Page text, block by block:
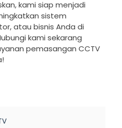
kami siap menjadi
sistem
atau bisnis Anda di
kami sekarang
pemasangan CCTV